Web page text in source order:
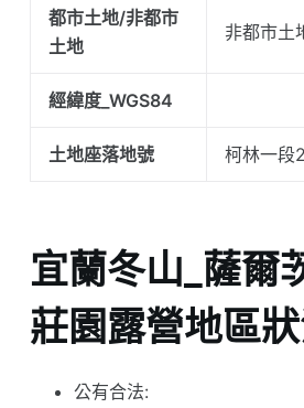
都市土地/非都市
土地
非都市土
經緯度_WGS84
土地座落地號 柯林一段
宜蘭冬山_薩爾
莊園露營地區
公有合法: